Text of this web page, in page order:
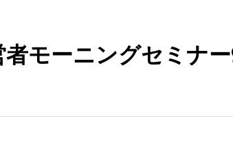
者モーニングセミナ